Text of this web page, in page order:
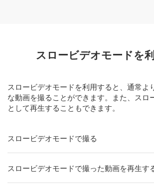
スロービデオモードを
スロービデオモードを利用すると、通常よ
な動画を撮ることができます。また、スロ
として再生することもできます。
スロービデオモードで撮る
スロービデオモードで撮った動画を再生す